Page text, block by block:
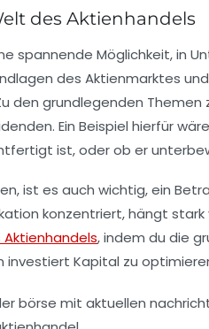
des Aktienhandels
spannende Möglichkeit, in
des Aktienmarktes
den grundlegenden
. Ein Beispiel hierfür
ist, oder ob er
ist es auch wichtig, ein
konzentriert, hängt stark
, indem du die
investiert Kapital zu